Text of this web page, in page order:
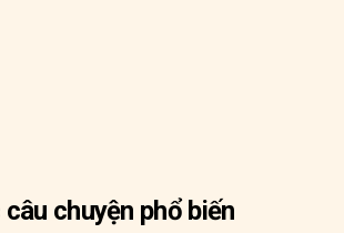
câu chuyện phổ biến